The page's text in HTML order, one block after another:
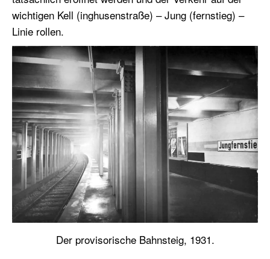
wichtigen Kell (inghusenstraße) – Jung (fernstieg) –
Linie rollen.
Der provisorische Bahnsteig, 1931.